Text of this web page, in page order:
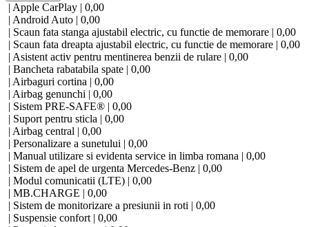
| Apple CarPlay | 0,00
| Android Auto | 0,00
| Scaun fata stanga ajustabil electric, cu functie de memorare | 0,00
| Scaun fata dreapta ajustabil electric, cu functie de memorare | 0,00
| Asistent activ pentru mentinerea benzii de rulare | 0,00
| Bancheta rabatabila spate | 0,00
| Airbaguri cortina | 0,00
| Airbag genunchi | 0,00
| Sistem PRE-SAFE® | 0,00
| Suport pentru sticla | 0,00
| Airbag central | 0,00
| Personalizare a sunetului | 0,00
| Manual utilizare si evidenta service in limba romana | 0,00
| Sistem de apel de urgenta Mercedes-Benz | 0,00
| Modul comunicatii (LTE) | 0,00
| MB.CHARGE | 0,00
| Sistem de monitorizare a presiunii in roti | 0,00
| Suspensie confort | 0,00